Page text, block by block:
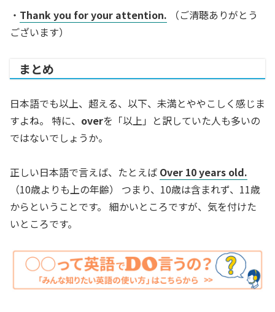
・ Thank you for your attention. （ご清聴ありがとう
ございます）
まとめ
日本語でも以上、超える、以下、未満とややこしく感じま
すよね。 特に、 overを「以上」と訳していた人も多いの
ではないでしょうか。
正しい日本語で言えば、たとえば Over 10 years old.
（10歳よりも上の年齢） つまり、10歳は含まれず、11歳
からということです。 細かいところですが、気を付けた
いところです。